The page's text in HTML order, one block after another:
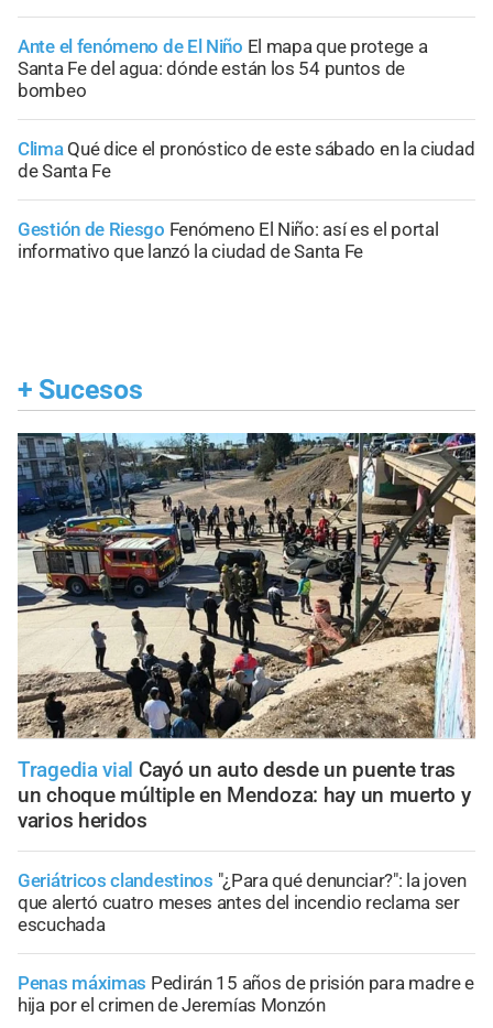
Ante el fenómeno de El Niño El mapa que protege a
Santa Fe del agua: dónde están los 54 puntos de
bombeo
Clima Qué dice el pronóstico de este sábado en la ciudad
de Santa Fe
Gestión de Riesgo Fenómeno El Niño: así es el portal
informativo que lanzó la ciudad de Santa Fe
+ Sucesos
Tragedia vial Cayó un auto desde un puente tras
un choque múltiple en Mendoza: hay un muerto y
varios heridos
Geriátricos clandestinos "¿Para qué denunciar?": la joven
que alertó cuatro meses antes del incendio reclama ser
escuchada
Penas máximas Pedirán 15 años de prisión para madre e
hija por el crimen de Jeremías Monzón